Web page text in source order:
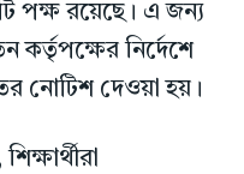
পক্ষ রয়েছে। এ জন্য
কর্তৃপক্ষের নির্দেশে
নোটিশ দেওয়া হয়।